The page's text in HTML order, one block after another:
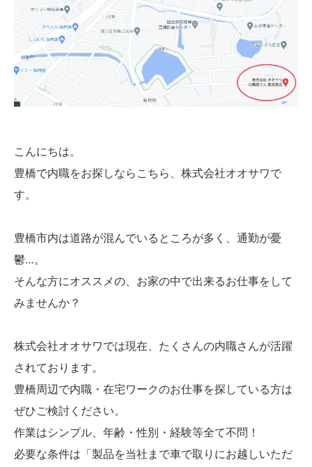
こんにちは。
豊橋で内職をお探しならこちら、株式会社オオサワで
す。
豊橋市内は道路が混んでいるところが多く、通勤が憂
鬱…。
そんな方にオススメの、お家の中で出来るお仕事をして
みませんか？
株式会社オオサワでは現在、たくさんの内職さんが活躍
されております。
豊橋周辺で内職・在宅ワークのお仕事を探している方は
ぜひご検討ください。
作業はシンプル、年齢・性別・経験等全て不問！
必要な条件は「製品を当社まで車で取りにお越しいただ